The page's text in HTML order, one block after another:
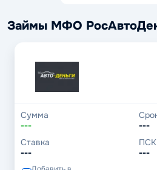
Займы МФО
Сумма
--- ---
Ставка
---
ПСК
---